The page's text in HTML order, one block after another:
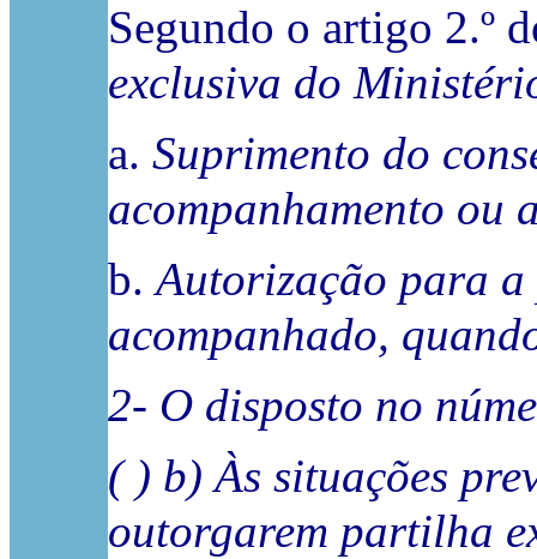
Segundo o artigo 2.º
exclusiva do
a. Suprimento do
acompanhamento ou
b.Autorização para a
acompanhado,
2- O disposto no
( ) b) Às situações
outorgarem partilha